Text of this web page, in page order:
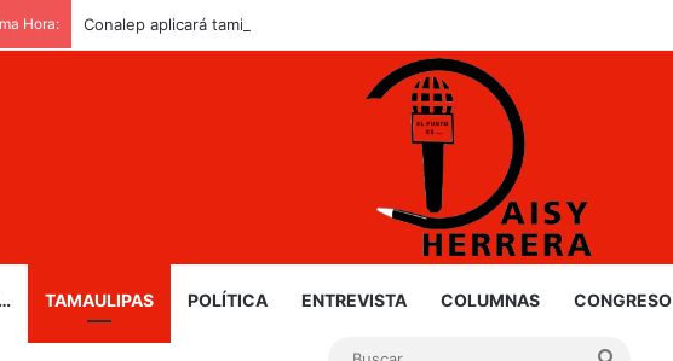
Hora: Conalep aplicará tamizaje de salud mental a estudiantes de nuevo ingreso
TAMAULIPAS POLÍTICA ENTREVISTA COLUMNAS CONGRESO